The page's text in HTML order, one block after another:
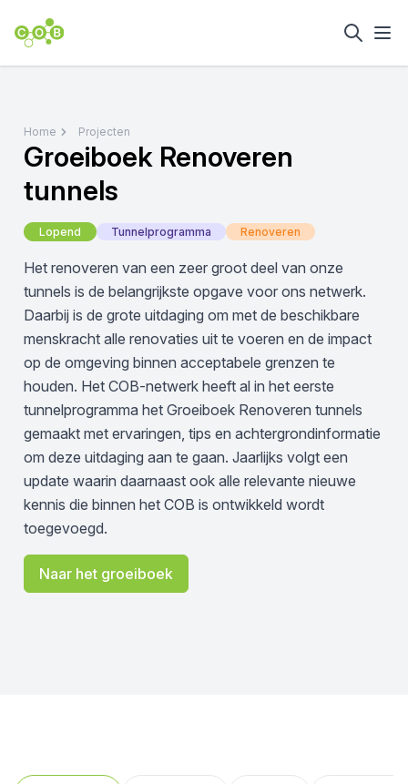
Home Projecten
Groeiboek Renoveren
tunnels
Lopend Tunnelprogramma Renoveren
Het renoveren van een zeer groot deel van onze
tunnels is de belangrijkste opgave voor ons netwerk.
Daarbij is de grote uitdaging om met de beschikbare
menskracht alle renovaties uit te voeren en de impact
op de omgeving binnen acceptabele grenzen te
houden. Het COB-netwerk heeft al in het eerste
tunnelprogramma het Groeiboek Renoveren tunnels
gemaakt met ervaringen, tips en achtergrondinformatie
om deze uitdaging aan te gaan. Jaarlijks volgt een
update waarin daarnaast ook alle relevante nieuwe
kennis die binnen het COB is ontwikkeld wordt
toegevoegd.
Naar het groeiboek